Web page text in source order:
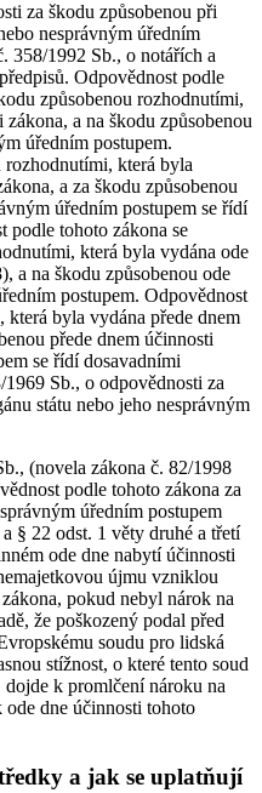
za škodu způsobenou při
nesprávným úředním
358/1992 Sb., o notářích a
Odpovědnost podle
způsobenou rozhodnutími,
a na škodu způsobenou
úředním postupem.
rozhodnutími, která byla
a za škodu způsobenou
úředním postupem se řídí
podle tohoto zákona se
která byla vydána ode
a na škodu způsobenou ode
postupem. Odpovědnost
byla vydána přede dnem
přede dnem účinnosti
se řídí dosavadními
Sb., o odpovědnosti za
státu nebo jeho nesprávným
(novela zákona č. 82/1998
podle tohoto zákona za
úředním postupem
§ 22 odst. 1 věty druhé a třetí
ode dne nabytí účinnosti
újmu vzniklou
pokud nebyl nárok na
že poškozený podal před
soudu pro lidská
stížnost, o které tento soud
k promlčení nároku na
dne účinnosti tohoto
a jak se uplatňují